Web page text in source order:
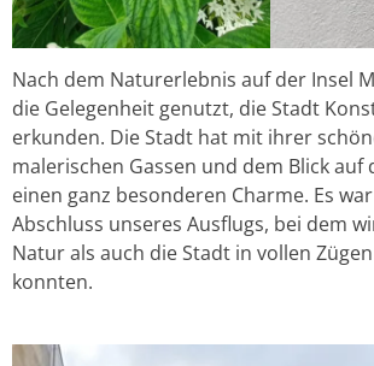
Nach dem Naturerlebnis auf der Insel
die Gelegenheit genutzt, die Stadt
erkunden. Die Stadt hat mit ihrer
malerischen Gassen und dem Blick auf
einen ganz besonderen Charme. Es
Abschluss unseres Ausflugs, bei dem
Natur als auch die Stadt in vollen
konnten.